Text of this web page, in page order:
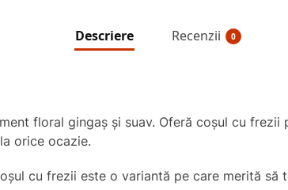
Descriere Recenzii 0
floral gingaș și suav. Oferă coșul cu
orice ocazie.
cu frezii este o variantă pe care merită să